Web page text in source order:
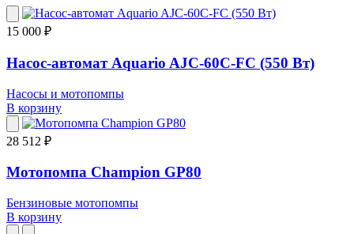
15 000 ₽
Насос-автомат Aquario AJC-60C-FC (550 Вт)
Насосы и мотопомпы
В корзину
28 512 ₽
Мотопомпа Champion GP80
Бензиновые мотопомпы
В корзину